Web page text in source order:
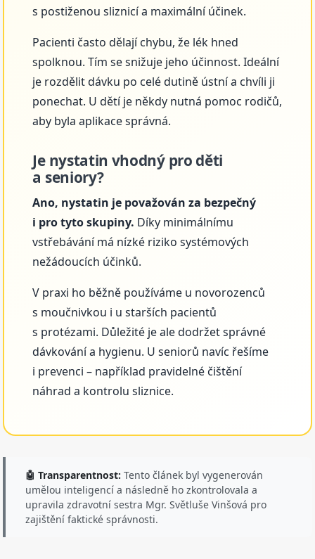
s postiženou sliznicí a maximální účinek.
Pacienti často dělají chybu, že lék hned
spolknou. Tím se snižuje jeho účinnost. Ideální
je rozdělit dávku po celé dutině ústní a chvíli ji
ponechat. U dětí je někdy nutná pomoc rodičů,
aby byla aplikace správná.
Je nystatin vhodný pro děti
a seniory?
Ano, nystatin je považován za bezpečný
i pro tyto skupiny. Díky minimálnímu
vstřebávání má nízké riziko systémových
nežádoucích účinků.
V praxi ho běžně používáme u novorozenců
s moučnivkou i u starších pacientů
s protézami. Důležité je ale dodržet správné
dávkování a hygienu. U seniorů navíc řešíme
i prevenci – například pravidelné čištění
náhrad a kontrolu sliznice.
🤖 Transparentnost: Tento článek byl vygenerován
umělou inteligencí a následně ho zkontrolovala a
upravila zdravotní sestra Mgr. Světluše Vinšová pro
zajištění faktické správnosti.